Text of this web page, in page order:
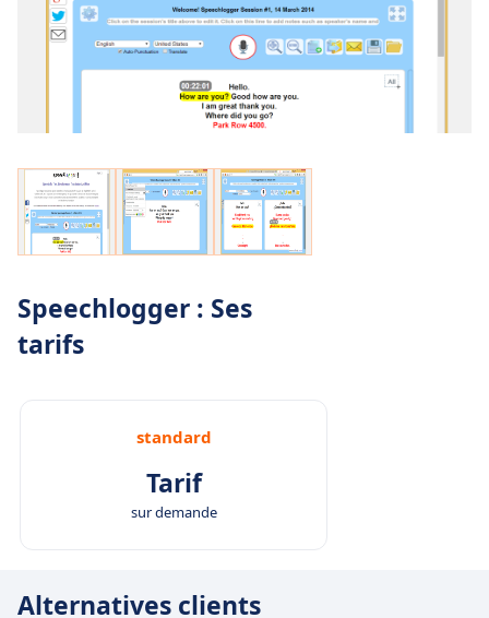
Speechlogger : Ses
tarifs
standard
Tarif
sur demande
Alternatives clients